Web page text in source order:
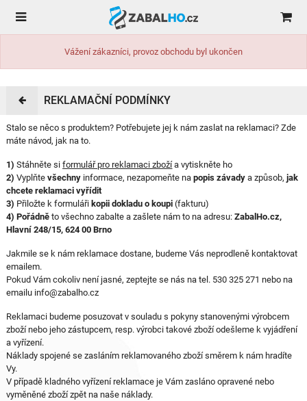
Vážení zákazníci, provoz obchodu byl ukončen
REKLAMAČNÍ PODMÍNKY
Stalo se něco s produktem? Potřebujete jej k nám zaslat na reklamaci? Zde
máte návod, jak na to.
1) Stáhněte siformulář pro reklamaci zbožía vytiskněte ho
2) Vyplňtevšechny informace, nezapomeňte napopis závady a způsob,jak
chcete reklamaci vyřídit
3) Přiložte k formulářikopii dokladu o koupi (fakturu)
4) Pořádně to všechno zabalte a zašlete nám to na adresu:ZabalHo.cz,
Hlavní 248/15, 624 00 Brno
Jakmile se k nám reklamace dostane, budeme Vás neprodleně kontaktovat
emailem.
Pokud Vám cokoliv není jasné, zeptejte se nás na tel. 530 325 271 nebo na
emailu info@zabalho.cz
Reklamaci budeme posuzovat v souladu s pokyny stanovenými výrobcem
zboží nebo jeho zástupcem, resp. výrobci takové zboží odešleme k vyjádření
a vyřízení.
Náklady spojené se zasláním reklamovaného zboží směrem k nám hradíte
Vy.
V případě kladného vyřízení reklamace je Vám zasláno opravené nebo
vyměněné zboží zpět na naše náklady.